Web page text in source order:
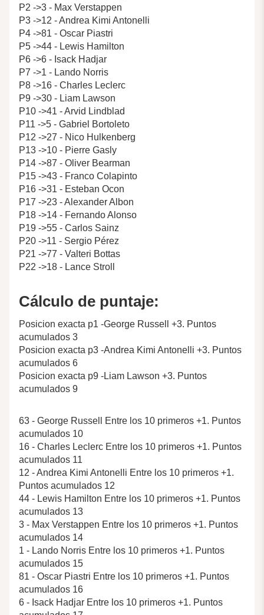
P2 ->3 - Max Verstappen
P3 ->12 - Andrea Kimi Antonelli
P4 ->81 - Oscar Piastri
P5 ->44 - Lewis Hamilton
P6 ->6 - Isack Hadjar
P7 ->1 - Lando Norris
P8 ->16 - Charles Leclerc
P9 ->30 - Liam Lawson
P10 ->41 - Arvid Lindblad
P11 ->5 - Gabriel Bortoleto
P12 ->27 - Nico Hulkenberg
P13 ->10 - Pierre Gasly
P14 ->87 - Oliver Bearman
P15 ->43 - Franco Colapinto
P16 ->31 - Esteban Ocon
P17 ->23 - Alexander Albon
P18 ->14 - Fernando Alonso
P19 ->55 - Carlos Sainz
P20 ->11 - Sergio Pérez
P21 ->77 - Valteri Bottas
P22 ->18 - Lance Stroll
Cálculo de puntaje:
Posicion exacta p1 -George Russell +3. Puntos
acumulados 3
Posicion exacta p3 -Andrea Kimi Antonelli +3. Puntos
acumulados 6
Posicion exacta p9 -Liam Lawson +3. Puntos
acumulados 9
63 - George Russell Entre los 10 primeros +1. Puntos
acumulados 10
16 - Charles Leclerc Entre los 10 primeros +1. Puntos
acumulados 11
12 - Andrea Kimi Antonelli Entre los 10 primeros +1.
Puntos acumulados 12
44 - Lewis Hamilton Entre los 10 primeros +1. Puntos
acumulados 13
3 - Max Verstappen Entre los 10 primeros +1. Puntos
acumulados 14
1 - Lando Norris Entre los 10 primeros +1. Puntos
acumulados 15
81 - Oscar Piastri Entre los 10 primeros +1. Puntos
acumulados 16
6 - Isack Hadjar Entre los 10 primeros +1. Puntos